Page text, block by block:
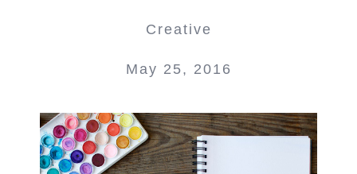
Creative
May 25, 2016